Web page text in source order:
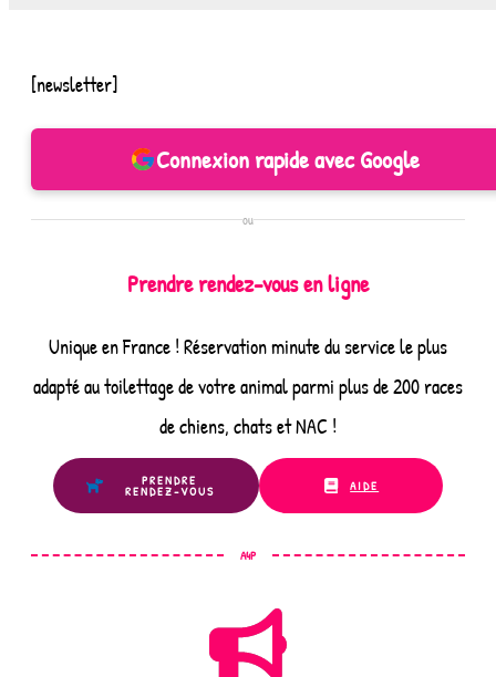
[newsletter]
Connexion rapide avec Google
ou
Prendre rendez-vous en ligne
Unique en France ! Réservation minute du service le plus
adapté au toilettage de votre animal parmi plus de 200 races
de chiens, chats et NAC !
PRENDRE
RENDEZ-VOUS AIDE
A4P